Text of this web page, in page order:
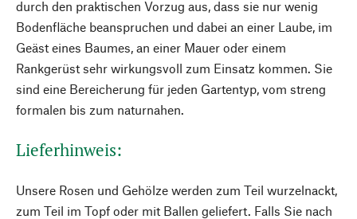
durch den praktischen Vorzug aus, dass sie nur wenig
Bodenfläche beanspruchen und dabei an einer Laube, im
Geäst eines Baumes, an einer Mauer oder einem
Rankgerüst sehr wirkungsvoll zum Einsatz kommen. Sie
sind eine Bereicherung für jeden Gartentyp, vom streng
formalen bis zum naturnahen.
Lieferhinweis:
Unsere Rosen und Gehölze werden zum Teil wurzelnackt,
zum Teil im Topf oder mit Ballen geliefert. Falls Sie nach